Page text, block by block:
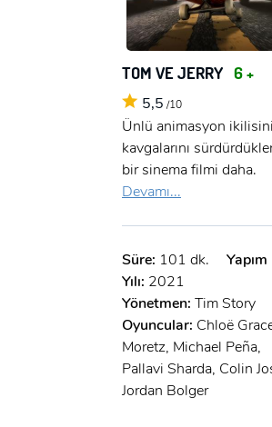
TOM VE JERRY 6 +
5,5 /10
Ünlü animasyon
kavgalarını
bir sinema filmi daha.
Devamı...
Süre: 101 dk.
Yapım
Yılı: 2021
Yönetmen: Tim Story
Oyuncular: Chloë
Moretz, Michael Peña,
Pallavi Sharda, Colin
Jordan Bolger